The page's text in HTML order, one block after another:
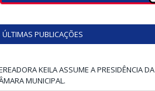
ÚLTIMAS PUBLICAÇÕES
KEILA ASSUME A PRESIDÊNCIA DA
MUNICIPAL.